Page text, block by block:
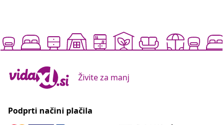
Živite za manj
Podprti načini plačila